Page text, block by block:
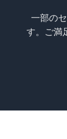
一部の
す。ご満